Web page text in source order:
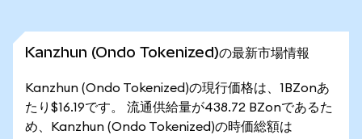
Kanzhun (Ondo Tokenized)の最新市場情報
Kanzhun (Ondo Tokenized)の現行価格は、1BZonあ
たり$16.19です。 流通供給量が438.72 BZonであるた
め、Kanzhun (Ondo Tokenized)の時価総額は